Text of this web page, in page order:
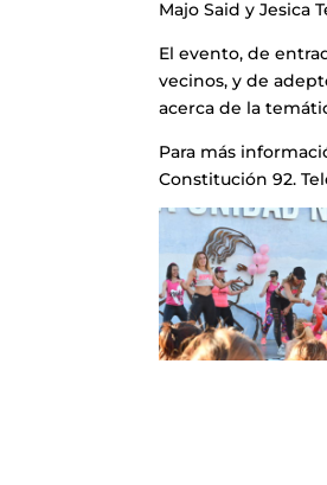
Majo Said y Jesica
El evento, de
vecinos, y de
acerca de la
Para más
Constitución 92.